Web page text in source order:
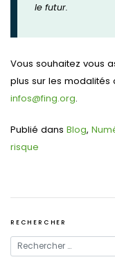
le futur.
Vous souhaitez vous
plus sur les modalités
infos@fing.org.
Publié dans Blog,
risque
RECHERCHER